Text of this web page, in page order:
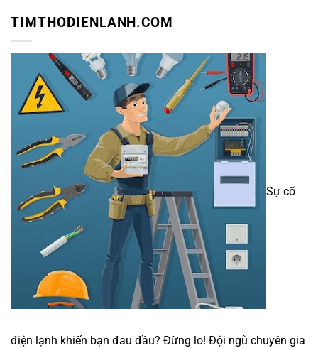
TIMTHODIENLANH.COM
Sự cố
điện lạnh khiến bạn đau đầu? Đừng lo! Đội ngũ chuyên gia